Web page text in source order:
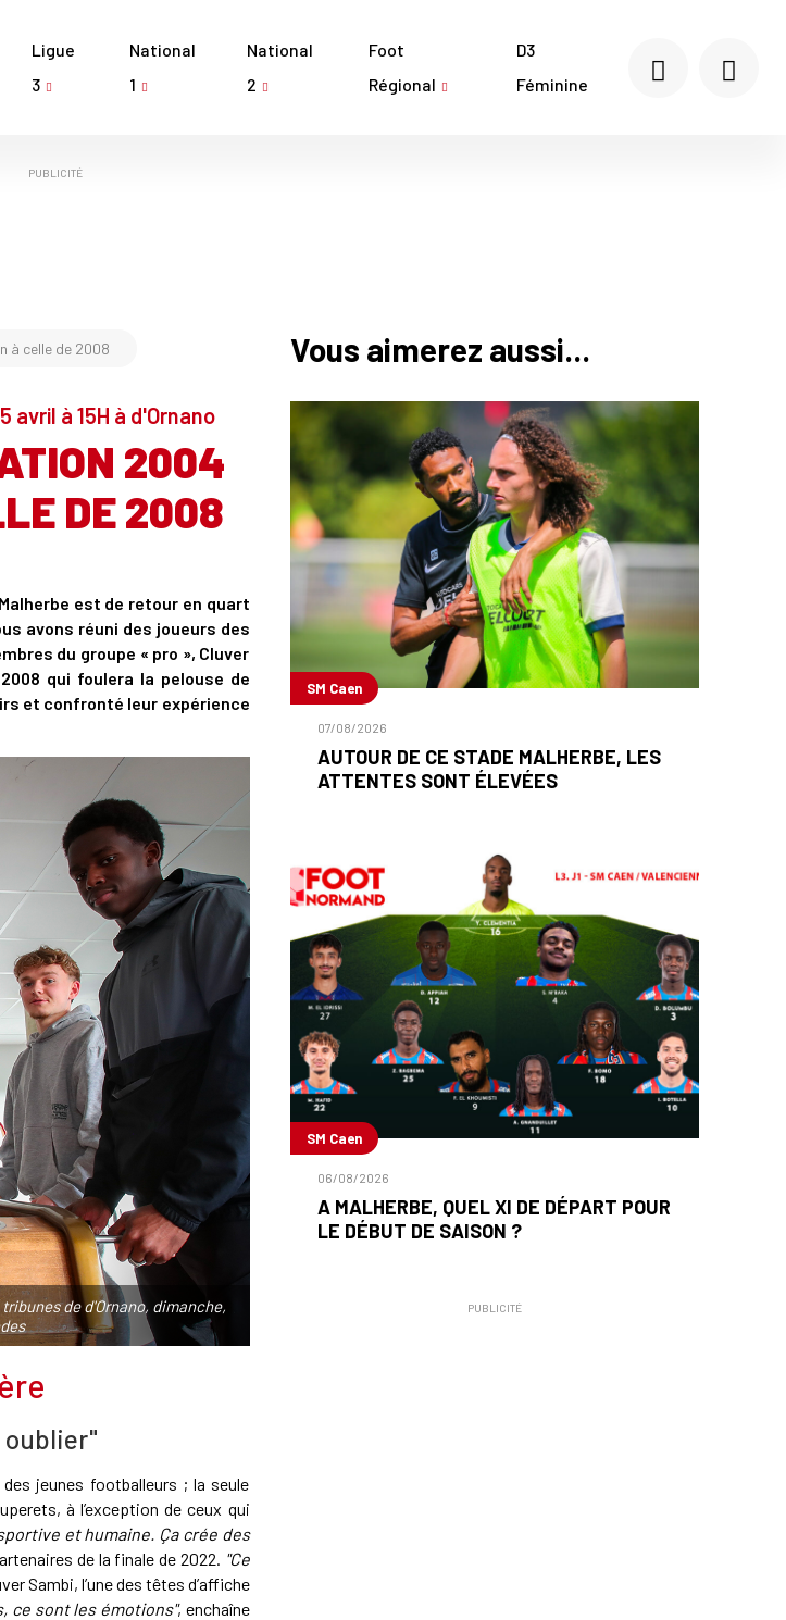
Ligue
3
National
1
National
2
Foot
Régional
D3
Féminine
PUBLICITÉ
à celle de 2008
avril à 15H à d'Ornano
2004
DE 2008
est de retour en quart
avons réuni des joueurs des
du groupe « pro », Cluver
qui foulera la pelouse de
et confronté leur expérience
de d'Ornano, dimanche,
oublier"
jeunes footballeurs ; la seule
à l’exception de ceux qui
et humaine. Ça crée des
de la finale de 2022. "Ce
Sambi, l’une des têtes d’affiche
ce sont les émotions", enchaîne
Vous aimerez aussi...
SM Caen
07/08/2026
AUTOUR DE CE STADE MALHERBE, LES
ATTENTES SONT ÉLEVÉES
SM Caen
06/08/2026
A MALHERBE, QUEL XI DE DÉPART POUR
LE DÉBUT DE SAISON ?
PUBLICITÉ